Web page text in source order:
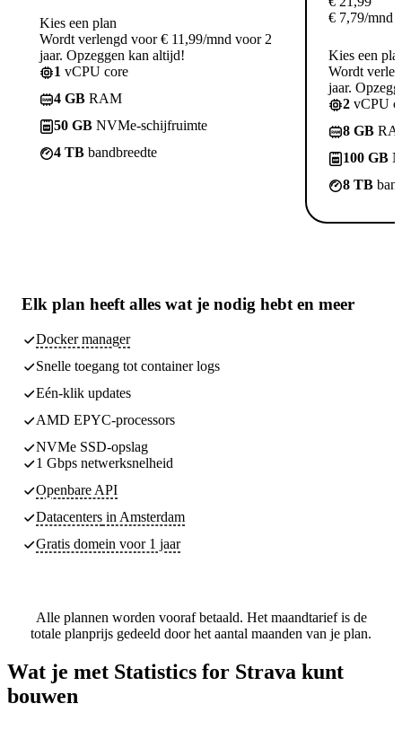
Kies een plan
Wordt verlengd voor € 11,99/mnd voor 2
jaar. Opzeggen kan altijd!
1 vCPU core
4 GB RAM
50 GB NVMe-schijfruimte
4 TB bandbreedte
€ 7,79/mnd
Kies een
Wordt
jaar.
2 vCPU
8 GB
100 GB
8 TB
Elk plan heeft alles wat je nodig hebt en meer
Docker manager
Snelle toegang tot container logs
Eén-klik updates
AMD EPYC-processors
NVMe SSD-opslag
1 Gbps netwerksnelheid
Openbare API
Datacenters in Amsterdam
Gratis domein voor 1 jaar
Alle plannen worden vooraf betaald. Het maandtarief is de
totale planprijs gedeeld door het aantal maanden van je plan.
Wat je met Statistics for Strava kunt
bouwen